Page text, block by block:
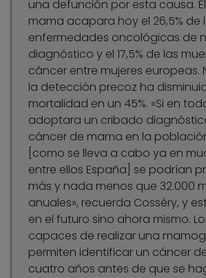
una defunción por esta causa.
mama acapara hoy el 26,5% de
enfermedades oncológicas de
diagnóstico y el 17,5% de las
cáncer entre mujeres europeas.
la detección precoz ha
mortalidad en un 45%. «Si en
adoptara un cribado
cáncer de mama en la
[como se lleva a cabo ya en
entre ellos España] se podrían
más y nada menos que 32.000
anuales», recuerda Cosséry, y
en el futuro sino ahora mismo.
capaces de realizar una
permiten identificar un cáncer
cuatro años antes de que se